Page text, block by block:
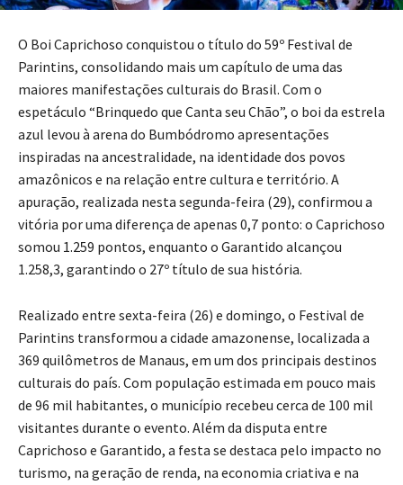
O Boi Caprichoso conquistou o título do 59º Festival de
Parintins, consolidando mais um capítulo de uma das
maiores manifestações culturais do Brasil. Com o
espetáculo “Brinquedo que Canta seu Chão”, o boi da estrela
azul levou à arena do Bumbódromo apresentações
inspiradas na ancestralidade, na identidade dos povos
amazônicos e na relação entre cultura e território. A
apuração, realizada nesta segunda-feira (29), confirmou a
vitória por uma diferença de apenas 0,7 ponto: o Caprichoso
somou 1.259 pontos, enquanto o Garantido alcançou
1.258,3, garantindo o 27º título de sua história.
Realizado entre sexta-feira (26) e domingo, o Festival de
Parintins transformou a cidade amazonense, localizada a
369 quilômetros de Manaus, em um dos principais destinos
culturais do país. Com população estimada em pouco mais
de 96 mil habitantes, o município recebeu cerca de 100 mil
visitantes durante o evento. Além da disputa entre
Caprichoso e Garantido, a festa se destaca pelo impacto no
turismo, na geração de renda, na economia criativa e na